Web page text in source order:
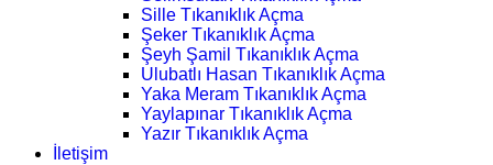
Sille Tıkanıklık Açma
Şeker Tıkanıklık Açma
Şeyh Şamil Tıkanıklık Açma
Ulubatlı Hasan Tıkanıklık Açma
Yaka Meram Tıkanıklık Açma
Yaylapınar Tıkanıklık Açma
Yazır Tıkanıklık Açma
İletişim